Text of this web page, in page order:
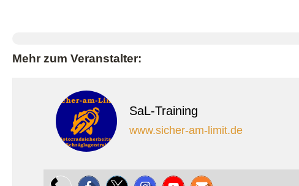
Mehr zum Veranstalter:
SaL-Training
www.sicher-am-limit.de